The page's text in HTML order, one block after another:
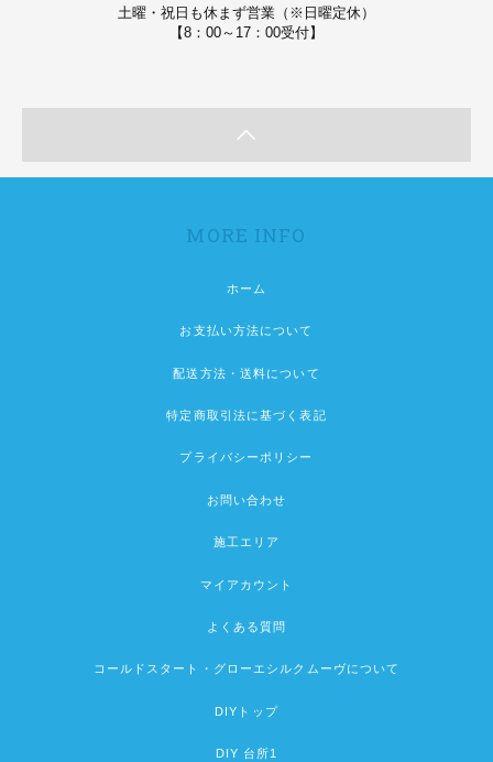
土曜・祝日も休まず営業（※日曜定休）
【8：00～17：00受付】
MORE INFO
ホーム
お支払い方法について
配送方法・送料について
特定商取引法に基づく表記
プライバシーポリシー
お問い合わせ
施工エリア
マイアカウント
よくある質問
コールドスタート・グローエシルクムーヴについて
DIYトップ
DIY 台所1